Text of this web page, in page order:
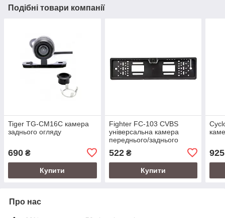
Подібні товари компанії
Tiger TG-CM16C камера
заднього огляду
690 ₴
Купити
Fighter FC-103 CVBS
універсальна камера
переднього/заднього
огляду в рамці номерного
знаку
522₴
Купити
925
Про нас